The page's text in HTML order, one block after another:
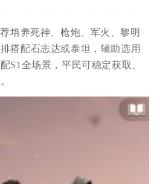
培养死神、枪炮、军火、黎明
搭配石志达或泰坦，辅助选用
S1全场景，平民可稳定获取、